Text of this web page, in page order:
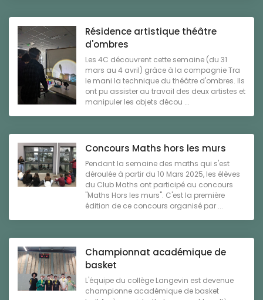
Résidence artistique théâtre
d'ombres
Les 4C découvrent cette semaine (du 31
mars au 4 avril) grâce à la compagnie Tra
le mani la technique du théâtre d'ombres. Ils
ont pu assister au travail des deux artistes et
manipuler les objets décou ...
Concours Maths hors les murs
Pendant la semaine des maths qui s'est
déroulée à partir du 10 Mars 2025, les élèves
du Club Maths ont participé au concours
"Maths Hors les murs". C'est la première
édition de ce concours organisé par ...
Championnat académique de
basket
L'équipe du collège Langevin est devenue
championne académique de basket